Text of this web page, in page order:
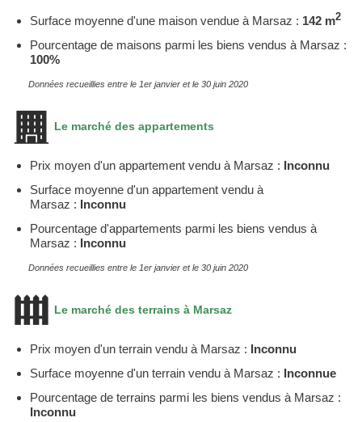
Surface moyenne d'une maison vendue à Marsaz : 142 m2
Pourcentage de maisons parmi les biens vendus à Marsaz :
100%
Données recueillies entre le 1er janvier et le 30 juin 2020
Le marché des appartements
Prix moyen d'un appartement vendu à Marsaz : Inconnu
Surface moyenne d'un appartement vendu à
Marsaz : Inconnu
Pourcentage d'appartements parmi les biens vendus à
Marsaz : Inconnu
Données recueillies entre le 1er janvier et le 30 juin 2020
Le marché des terrains à Marsaz
Prix moyen d'un terrain vendu à Marsaz : Inconnu
Surface moyenne d'un terrain vendu à Marsaz : Inconnue
Pourcentage de terrains parmi les biens vendus à Marsaz :
Inconnu